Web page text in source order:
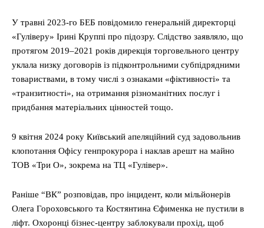
У травні 2023-го БЕБ повідомило генеральній директорці
«Гуліверу» Ірині Круппі про підозру. Слідство заявляло, що
протягом 2019–2021 років дирекція торговельного центру
уклала низку договорів із підконтрольними субпідрядними
товариствами, в тому числі з ознаками «фіктивності» та
«транзитності», на отримання різноманітних послуг і
придбання матеріальних цінностей тощо.
9 квітня 2024 року Київський апеляційний суд задовольнив
клопотання Офісу генпрокурора і наклав арешт на майно
ТОВ «Три О», зокрема на ТЦ «Гулівер».
Раніше “ВК” розповідав, про інцидент, коли мільйонерів
Олега Гороховського та Костянтина Єфименка не пустили в
ліфт. Охоронці бізнес-центру заблокували прохід, щоб